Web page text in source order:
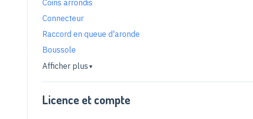
Coins arrondis
Connecteur
Raccord en queue d'aronde
Boussole
Afficher plus ▼
Licence et compte